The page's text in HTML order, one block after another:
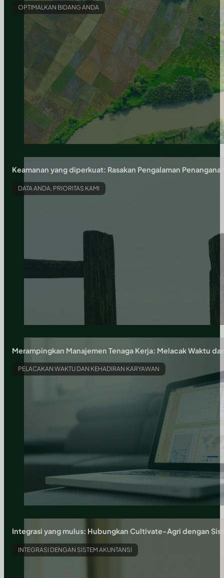
OPTIMALKAN BIDANG ANDA
Keamanan yang diperkuat: Rasakan Pengalaman
DATA ANDA, PRIORITAS KAMI
Merampingkan Manajemen Tenaga Kerja: Melacak Waktu
PELACAKAN WAKTU DAN KEHADIRAN KARYAWAN
Integrasi yang mulus: Hubungkan Cultivate-Agri dengan
INTEGRASI DENGAN SISTEM AKUNTANSI